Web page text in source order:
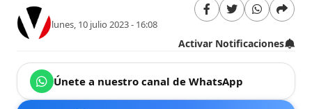
lunes, 10 julio 2023 - 16:08
Activar Notificaciones
Únete a nuestro canal de WhatsApp